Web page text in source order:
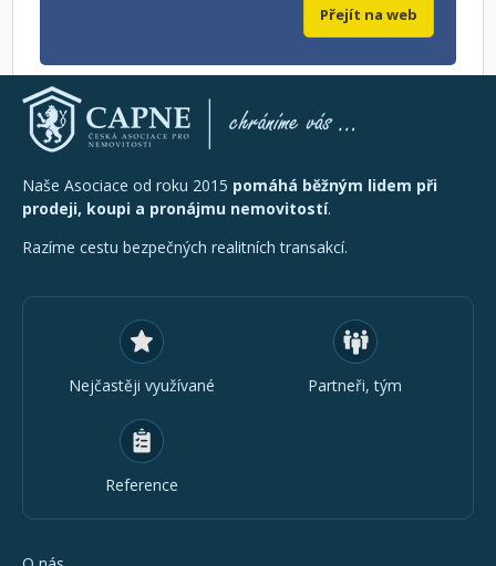
Přejít na web
Naše Asociace od roku 2015 pomáhá běžným lidem při
prodeji, koupi a pronájmu nemovitostí.
Razíme cestu bezpečných realitních transakcí.
Nejčastěji využívané Partneři, tým
Reference